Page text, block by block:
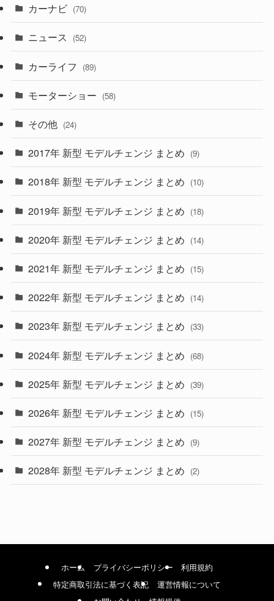
(50)
(43)
(6)
(9)
(30)
(27)
(58)
(28)
(27)
(26)
(10)
(35)
(10)
(9)
(22)
(4)
(9)
(4)
(1)
(1) (5)
カーナビ (70)
ニュース (52)
カーライフ (89)
モーターショー (58)
その他 (24)
2017年 新型 モデルチェンジ まとめ (9)
2018年 新型 モデルチェンジ まとめ (10)
2019年 新型 モデルチェンジ まとめ (18)
2020年 新型 モデルチェンジ まとめ (14)
2021年 新型 モデルチェンジ まとめ (15)
2022年 新型 モデルチェンジ まとめ (14)
2023年 新型 モデルチェンジ まとめ (33)
2024年 新型 モデルチェンジ まとめ (68)
2025年 新型 モデルチェンジ まとめ (39)
2026年 新型 モデルチェンジ まとめ (15)
2027年 新型 モデルチェンジ まとめ (9)
2028年 新型 モデルチェンジ まとめ (2)
ホーム プライバシーポリシー
利用規約
特定商取引法に基づく表記
運営情報について